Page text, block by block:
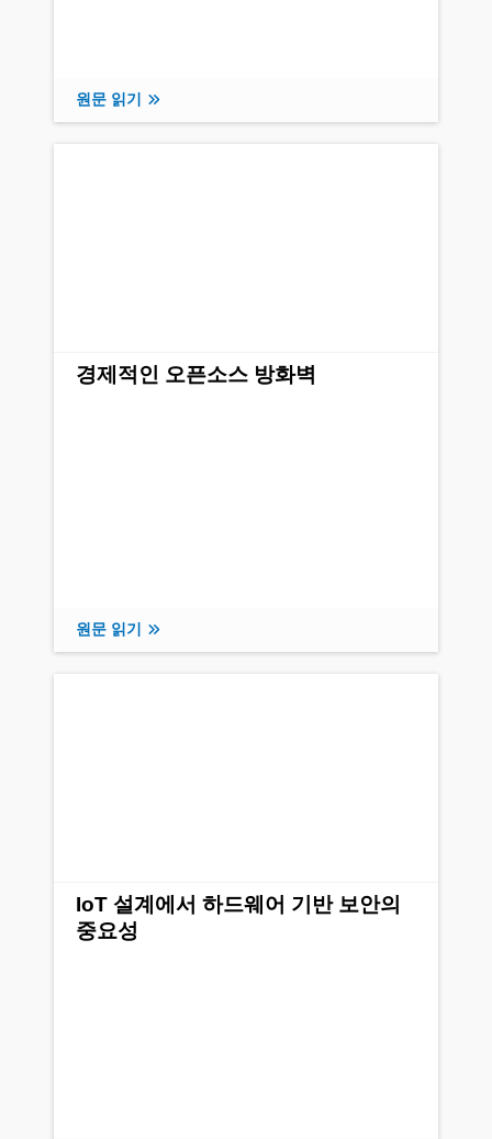
원문 읽기
경제적인 오픈소스 방화벽
원문 읽기
IoT 설계에서 하드웨어 기반 보안의
중요성